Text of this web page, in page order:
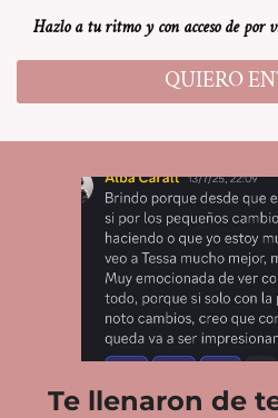
Hazlo a tu ritmo y con acceso de por
QUIERO
Te llenaron de